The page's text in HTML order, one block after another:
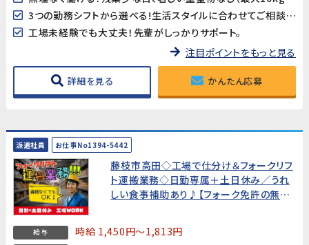
3つの勤務シフトから選べる!生活スタイルに合わせてご相談ください
工場未経験でも大丈夫！先輩がしっかりサポート。
注目ポイントをもっと見る
詳細を見る かんたん応募
派遣社員 お仕事No1394-5442
藤枝市高田◇工場で仕分け＆フォークリフ
ト運搬業務◇日勤専属＋土日休み／うれ
しい食事補助あり♪【フォーク免許の無い
給与 時給 1,450円～1,813円